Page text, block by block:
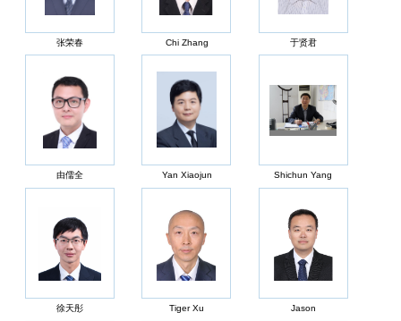
张荣春 Chi Zhang 于贤君
由儒全 Yan Xiaojun Shichun Yang
徐天彤 Tiger Xu Jason